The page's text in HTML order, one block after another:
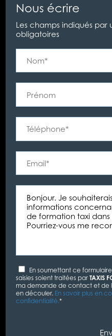
Nous écrire
Les champs indiqués par
obligatoires
En soumettant ce
saisies soient traitées parTAXIS
ma demande de contact et de
en découler. En savoir plus en
confidentialité.*